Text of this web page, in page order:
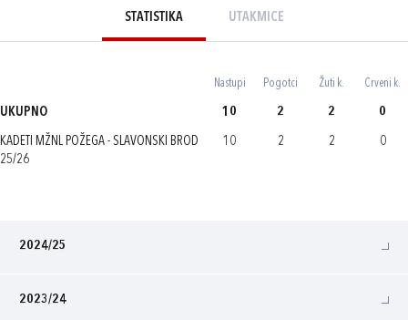
STATISTIKA UTAKMICE
Nastupi Pogotci Žuti k. Crveni k.
UKUPNO 10 2 2 0
KADETI MŽNL POŽEGA - SLAVONSKI BROD
25/26
10 2 2 0
2024/25
2023/24